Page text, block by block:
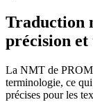
Traduction
précision
La NMT de
terminologie, ce
précises pour les